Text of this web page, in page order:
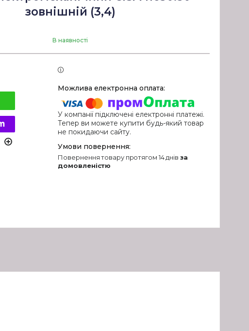
зовнішній (3,4)
В наявності
У компанії підключені електронні платежі.
Тепер ви можете купити будь-який товар
не покидаючи сайту.
повернення товару протягом 14 днів за
домовленістю